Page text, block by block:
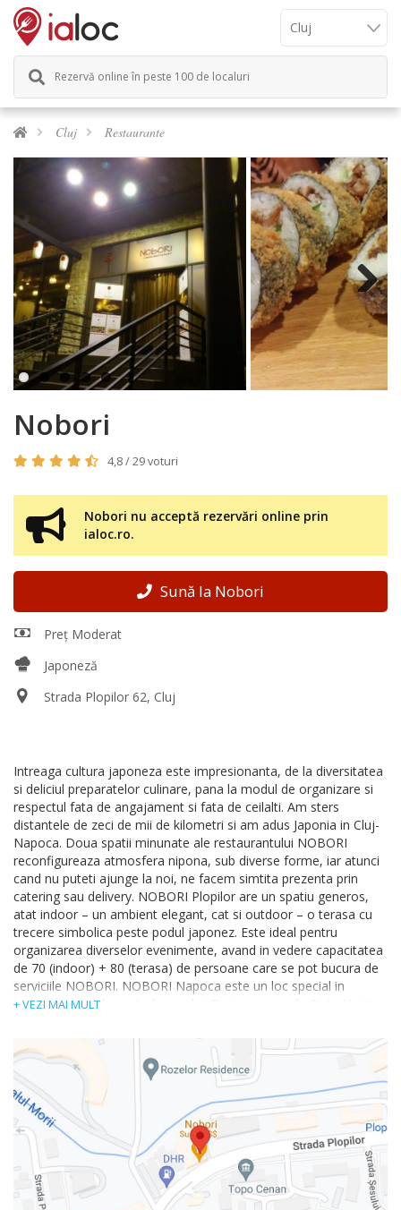
Rezervă online în peste 100 de localuri
Cluj Restaurante
Next
Nobori
4,8 / 29 voturi
Nobori nu acceptă rezervări online prin
ialoc.ro.
Sună la Nobori
Preț Moderat
Japoneză
Strada Plopilor 62, Cluj
Intreaga cultura japoneza este impresionanta, de la diversitatea
si deliciul preparatelor culinare, pana la modul de organizare si
respectul fata de angajament si fata de ceilalti. Am sters
distantele de zeci de mii de kilometri si am adus Japonia in Cluj-
Napoca. Doua spatii minunate ale restaurantului NOBORI
reconfigureaza atmosfera nipona, sub diverse forme, iar atunci
cand nu puteti ajunge la noi, ne facem simtita prezenta prin
catering sau delivery. NOBORI Plopilor are un spatiu generos,
atat indoor – un ambient elegant, cat si outdoor – o terasa cu
trecere simbolica peste podul japonez. Este ideal pentru
organizarea diverselor evenimente, avand in vedere capacitatea
de 70 (indoor) + 80 (terasa) de persoane care se pot bucura de
serviciile NOBORI. NOBORI Napoca este un loc special in
tumultul creat de centrul orasului. Desi aproape de Piata Unirii,
placuta. Este construit pe doua nivele, avand o capacitate de 30
de persoane. Putem gazdui cu drag o multime de evenimente.
NOBORI Plopilor este locul ideal pentru: mese festive mese de
business reuniuni aniversari conferinte prezentari alte
evenimente private NOBORI Napoca este locul special in care
puteti imbina servirea mesei cu necesitatea de a va afla in
centrul orasului. Pe lângă versiunea a la carte, venim mereu cu
multe oferte speciale. Non smoking restaurants.
+ VEZI MAI MULT